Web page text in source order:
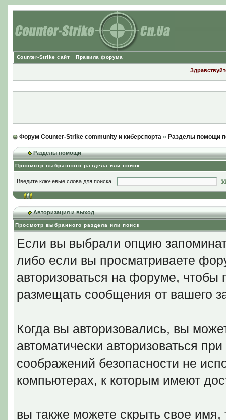
Counter-Strike сайт Правила форума
Форум Counter-Strike community и киберспорта» Разделы помощи
Разделы помощи
Просмотр выбранного раздела или поиск
Введите ключевые слова для поиска
Авторизация и выход
Просмотр выбранного раздела или поиск
Если вы выбрали опцию
либо если вы просматриваете
авторизоваться на форуме,
размещать сообщения от вашего
Когда вы авторизовались, вы
автоматически авторизоваться
соображений безопасности не
компьютерах, к которым имеют
вы также можете скрыть свое имя,